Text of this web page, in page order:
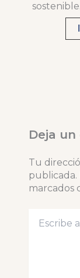
sostenible.
Deja
Tu
publicada.
marcados
aquí...